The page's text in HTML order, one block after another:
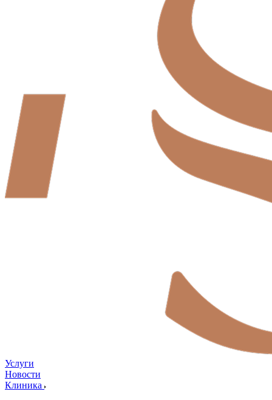
Услуги
Новости
Клиника